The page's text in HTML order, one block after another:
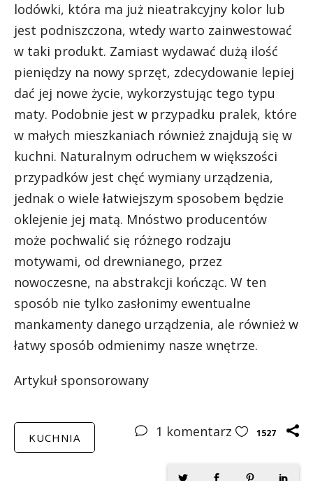
lodówki, która ma już nieatrakcyjny kolor lub
jest podniszczona, wtedy warto zainwestować
w taki produkt. Zamiast wydawać dużą ilość
pieniędzy na nowy sprzęt, zdecydowanie lepiej
dać jej nowe życie, wykorzystując tego typu
maty. Podobnie jest w przypadku pralek, które
w małych mieszkaniach również znajdują się w
kuchni. Naturalnym odruchem w większości
przypadków jest chęć wymiany urządzenia,
jednak o wiele łatwiejszym sposobem będzie
oklejenie jej matą. Mnóstwo producentów
może pochwalić się różnego rodzaju
motywami, od drewnianego, przez
nowoczesne, na abstrakcji kończąc. W ten
sposób nie tylko zasłonimy ewentualne
mankamenty danego urządzenia, ale również w
łatwy sposób odmienimy nasze wnętrze.
Artykuł sponsorowany
KUCHNIA 1 komentarz 1527